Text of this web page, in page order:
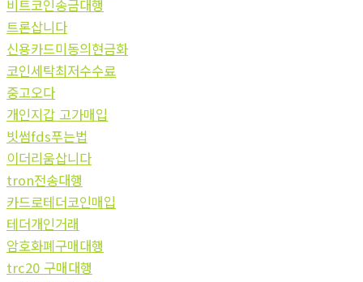
비트코인송금대행
트론삽니다
신용카드미동의현금화
코인세탁최저수수료
중고오다
개인지갑 고가매입
빗썸fds푸는법
이더리움삽니다
tron전송대행
카드로테더코인매입
테더개인거래
암호화폐구매대행
trc20 구매대행